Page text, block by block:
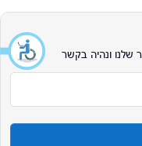
שלנו ונהיה בקשר